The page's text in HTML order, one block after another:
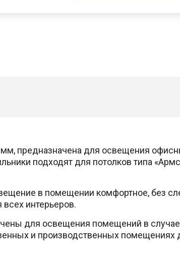
мм, предназначена для освещения
подходят для потолков типа
в помещении комфортное, без
интерьеров.
для освещения помещений в
и производственных помещениях